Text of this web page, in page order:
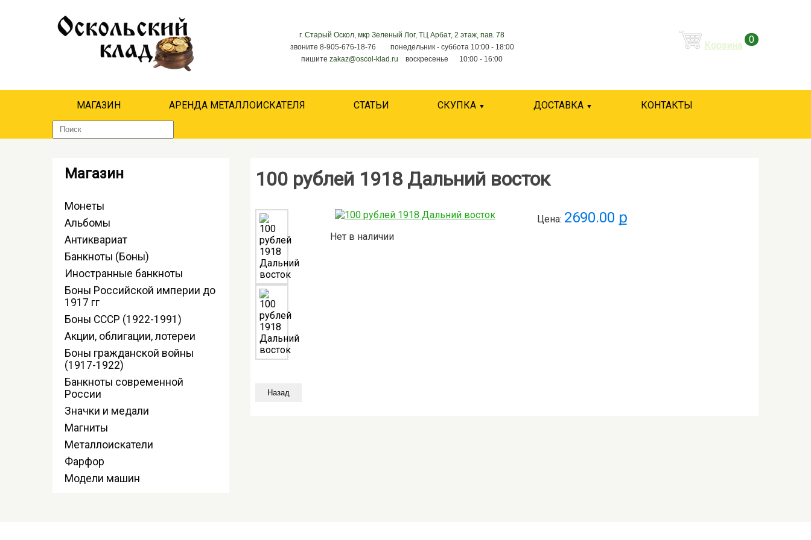
г. Старый Оскол, мкр Зеленый Лог, ТЦ Арбат, 2 этаж, пав. 78
звоните 8-905-676-18-76 понедельник - суббота 10:00 - 18:00
пишитеzakaz@oscol-klad.ru воскресенье 10:00 - 16:00
Корзина
0
МАГАЗИН АРЕНДА МЕТАЛЛОИСКАТЕЛЯ СТАТЬИ СКУПКА ДОСТАВКА КОНТАКТЫ
100 рублей 1918 Дальний восток
Цена: 2690.00 ք
Нет в наличии
Магазин
Монеты
Альбомы
Антиквариат
Банкноты (Боны)
Иностранные банкноты
Боны Российской империи до
1917 гг
Боны СССР (1922-1991)
Акции, облигации, лотереи
Боны гражданской войны
(1917-1922)
Банкноты современной
России
Значки и медали
Магниты
Металлоискатели
Фарфор
Модели машин